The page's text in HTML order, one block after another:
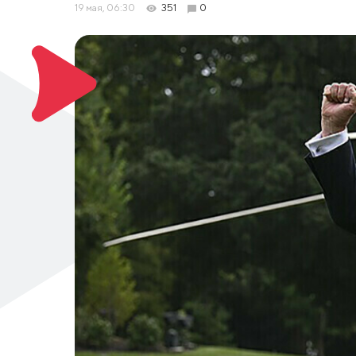
19 мая, 06:30 351 0